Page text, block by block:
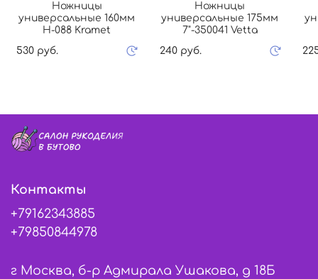
Ножницы
универсальные 160мм
Н-088 Kramet
530 руб.
Ножницы
универсальные 175мм
7"-350041 Vetta
240 руб.
Контакты
+79162343885
+79850844978
г Москва, б-р Адмирала Ушакова, д 18Б